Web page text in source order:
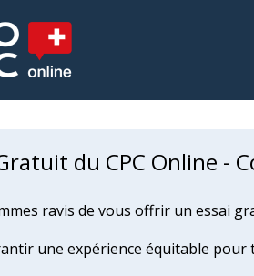
du CPC Online -
ravis de vous offrir un essai
une expérience équitable pour